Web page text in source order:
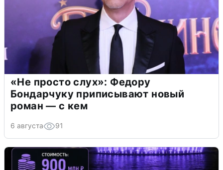
«Не просто слух»: Федору
Бондарчуку приписывают новый
роман — с кем
6 августа 91